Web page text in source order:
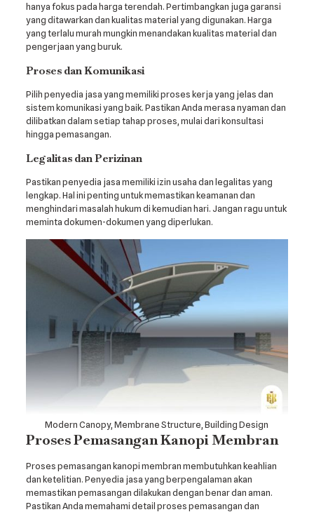
hanya fokus pada harga terendah. Pertimbangkan juga garansi
yang ditawarkan dan kualitas material yang digunakan. Harga
yang terlalu murah mungkin menandakan kualitas material dan
pengerjaan yang buruk.
Proses dan Komunikasi
Pilih penyedia jasa yang memiliki proses kerja yang jelas dan
sistem komunikasi yang baik. Pastikan Anda merasa nyaman dan
dilibatkan dalam setiap tahap proses, mulai dari konsultasi
hingga pemasangan.
Legalitas dan Perizinan
Pastikan penyedia jasa memiliki izin usaha dan legalitas yang
lengkap. Hal ini penting untuk memastikan keamanan dan
menghindari masalah hukum di kemudian hari. Jangan ragu untuk
meminta dokumen-dokumen yang diperlukan.
Modern Canopy, Membrane Structure, Building Design
Proses Pemasangan Kanopi Membran
Proses pemasangan kanopi membran membutuhkan keahlian
dan ketelitian. Penyedia jasa yang berpengalaman akan
memastikan pemasangan dilakukan dengan benar dan aman.
Pastikan Anda memahami detail proses pemasangan dan